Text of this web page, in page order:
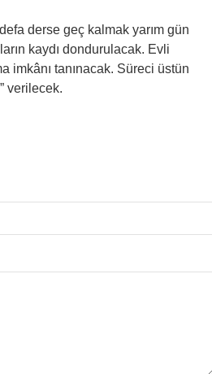
derse geç kalmak yarım gün
kaydı dondurulacak. Evli
imkânı tanınacak. Süreci üstün
verilecek.